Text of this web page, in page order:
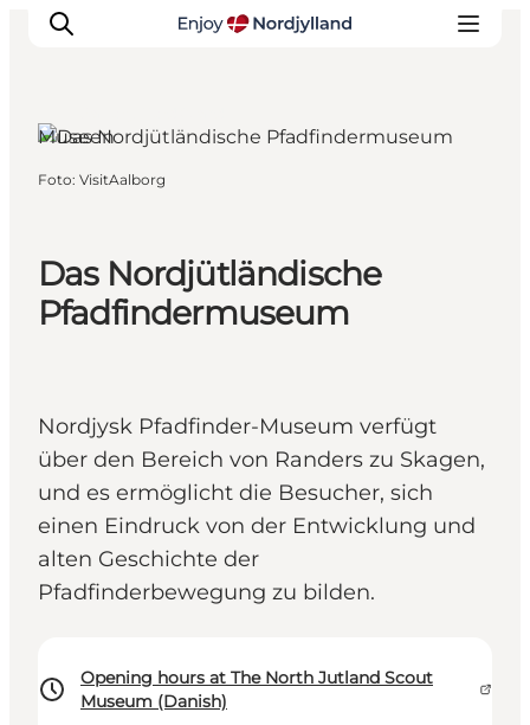
Destinationen
Guides
Veranstaltungen
Das Nordjütländische
Pfadfindermuseum
Nordjysk Pfadfinder-Museum verfügt
über den Bereich von Randers zu Skagen,
und es ermöglicht die Besucher, sich
einen Eindruck von der Entwicklung und
alten Geschichte der
Pfadfinderbewegung zu bilden.
Opening hours at The North Jutland Scout
Museum (Danish)
Museen
Foto: VisitAalborg